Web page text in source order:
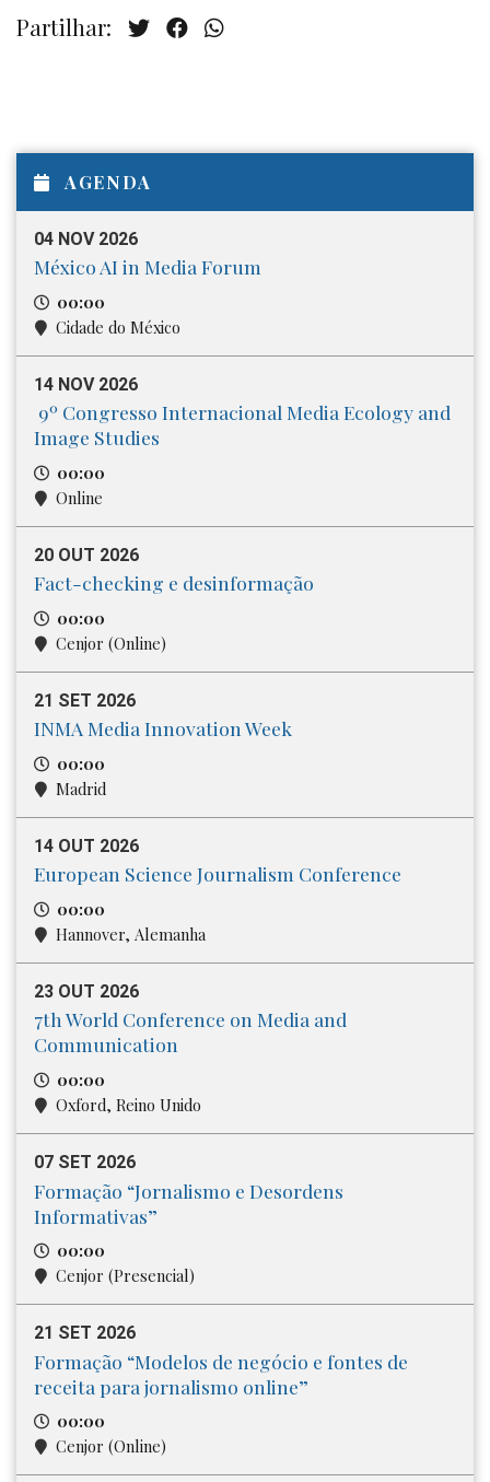
Partilhar:
AGENDA
04 NOV 2026
México AI in Media Forum
00:00
Cidade do México
14 NOV 2026
9º Congresso Internacional Media​ Ecology and
Image Studies
00:00
Online
20 OUT 2026
Fact-checking e desinformação
00:00
Cenjor (Online)
21 SET 2026
INMA Media Innovation Week
00:00
Madrid
14 OUT 2026
European Science Journalism Conference
00:00
Hannover, Alemanha
23 OUT 2026
7th World Conference on Media and
Communication
00:00
Oxford, Reino Unido
07 SET 2026
Formação “Jornalismo e Desordens
Informativas”
00:00
Cenjor (Presencial)
21 SET 2026
Formação “Modelos de negócio e fontes de
receita para jornalismo online”
00:00
Cenjor (Online)